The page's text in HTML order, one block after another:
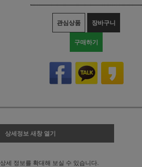
관심상품 장바구니
구매하기
상세정보 새창 열기
상세 정보를 확대해 보실 수 있습니다.